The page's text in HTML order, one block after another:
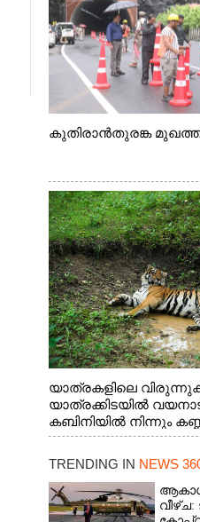
കുതിരാൻതുരങ്ക
യാത്രകളിലെ
യാത്രക്കിടയിൽ
കബിനിയിൽ നിന്നും
കടുവ.
TRENDING IN NEWS
വീഴ്‌ച: